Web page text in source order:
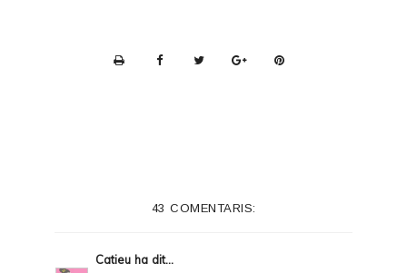
43 COMENTARIS:
Catieu ha dit...